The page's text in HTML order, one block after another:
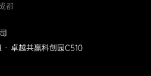
都
· 卓越共赢科创园C510